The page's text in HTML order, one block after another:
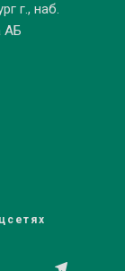
г., наб.
АБ